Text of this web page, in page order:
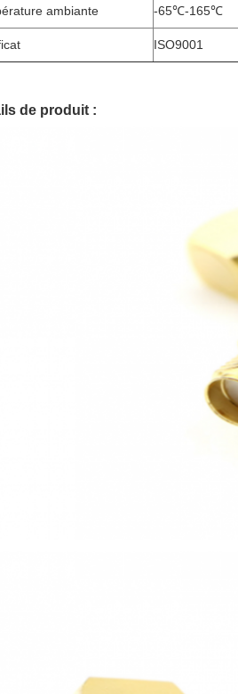
ambiante -65℃-165℃
ISO9001
de produit :